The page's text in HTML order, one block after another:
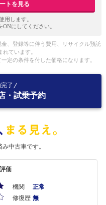
トを見る
用します。
にしてください。
、登録等に伴う費用、リサイクル預託
ています。
定の条件を付した価格になります。
了
・試乗予約
中古車です。
価
機関
正常
修復歴 無